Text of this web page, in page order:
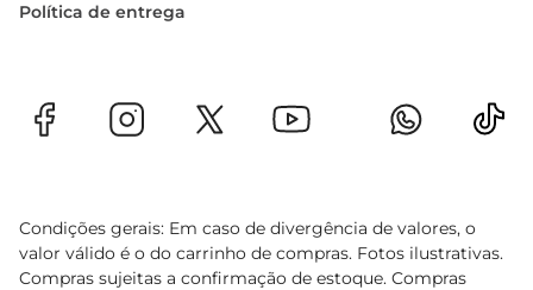
Política de entrega
Condições gerais: Em caso de divergência de valores, o
valor válido é o do carrinho de compras. Fotos ilustrativas.
Compras sujeitas a confirmação de estoque. Compras